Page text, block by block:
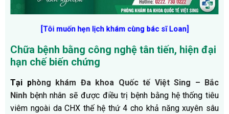
[Tôi muốn hẹn lịch khám cùng bác sĩ Loan]
Chữa bệnh bằng công nghệ tân tiến, hiện đại
hạn chế biến chứng
Tại phòng khám Đa khoa Quốc tế Việt Sing – Bắc
Ninh bệnh nhân sẽ được điều trị bệnh bằng hệ thống tiêu
viêm ngoài da CHX thế hệ thứ 4 cho khả năng xuyên sâu